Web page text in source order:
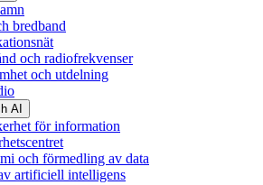
bredband
och radiofrekvenser
och utdelning
AI
för information
och förmedling av data
artificiell intelligens